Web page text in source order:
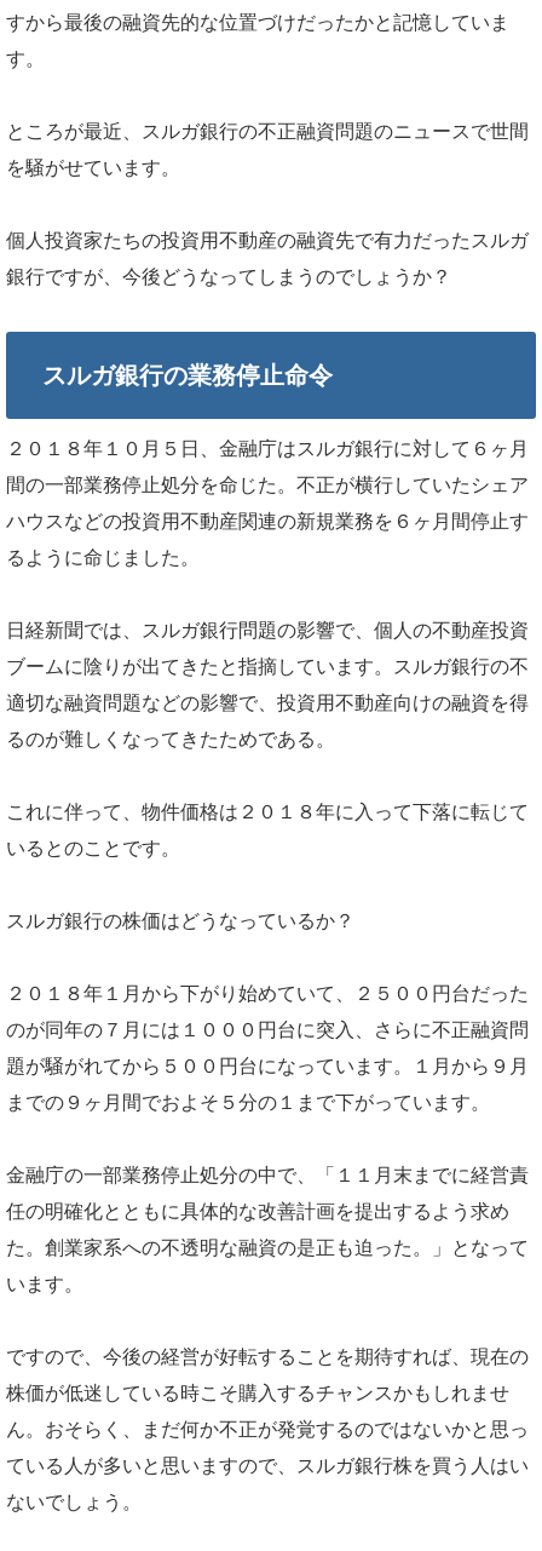
すから最後の融資先的な位置づけだったかと記憶していま
す。
ところが最近、スルガ銀行の不正融資問題のニュースで世間
を騒がせています。
個人投資家たちの投資用不動産の融資先で有力だったスルガ
銀行ですが、今後どうなってしまうのでしょうか？
スルガ銀行の業務停止命令
２０１８年１０月５日、金融庁はスルガ銀行に対して６ヶ月
間の一部業務停止処分を命じた。不正が横行していたシェア
ハウスなどの投資用不動産関連の新規業務を６ヶ月間停止す
るように命じました。
日経新聞では、スルガ銀行問題の影響で、個人の不動産投資
ブームに陰りが出てきたと指摘しています。スルガ銀行の不
適切な融資問題などの影響で、投資用不動産向けの融資を得
るのが難しくなってきたためである。
これに伴って、物件価格は２０１８年に入って下落に転じて
いるとのことです。
スルガ銀行の株価はどうなっているか？
２０１８年１月から下がり始めていて、２５００円台だった
のが同年の７月には１０００円台に突入、さらに不正融資問
題が騒がれてから５００円台になっています。１月から９月
までの９ヶ月間でおよそ５分の１まで下がっています。
金融庁の一部業務停止処分の中で、「１１月末までに経営責
任の明確化とともに具体的な改善計画を提出するよう求め
た。創業家系への不透明な融資の是正も迫った。」となって
います。
ですので、今後の経営が好転することを期待すれば、現在の
株価が低迷している時こそ購入するチャンスかもしれませ
ん。おそらく、まだ何か不正が発覚するのではないかと思っ
ている人が多いと思いますので、スルガ銀行株を買う人はい
ないでしょう。